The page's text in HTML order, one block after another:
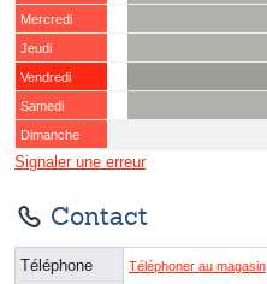
Mercredi
Jeudi
Vendredi
Samedi
Dimanche
Signaler une erreur
Contact
Téléphone Téléphoner au magasin